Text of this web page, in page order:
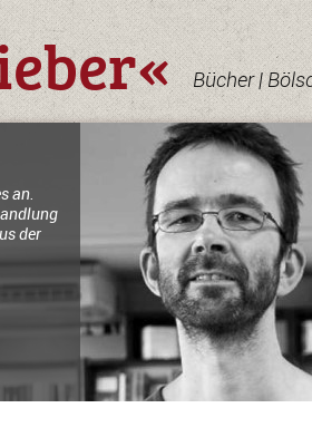
Bücher |
an.
der